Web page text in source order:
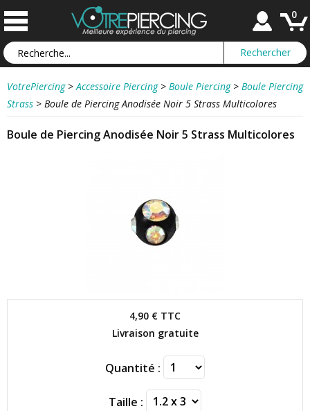
0
VotrePiercing > Accessoire Piercing > Boule Piercing > Boule Piercing
Strass > Boule de Piercing Anodisée Noir 5 Strass Multicolores
Boule de Piercing Anodisée Noir 5 Strass Multicolores
4,90 € TTC
Livraison gratuite
Quantité :
Taille :